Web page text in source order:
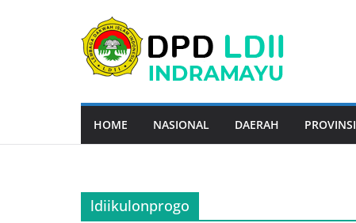
HOME NASIONAL DAERAH PROVINSI
ldiikulonprogo